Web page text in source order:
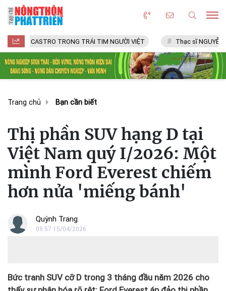
TRONG TRÁI TIM NGƯỜI VIỆT Thạc sĩ NGUYỄN VĂN CHÍ
Trang chủ Bạn cần biết
Thị phần SUV hạng D tại
Việt Nam quý I/2026: Một
mình Ford Everest chiếm
hơn nửa 'miếng bánh'
Quỳnh Trang
09:57 15/04/2026
Bức tranh SUV cỡ D trong 3 tháng đầu năm 2026 cho